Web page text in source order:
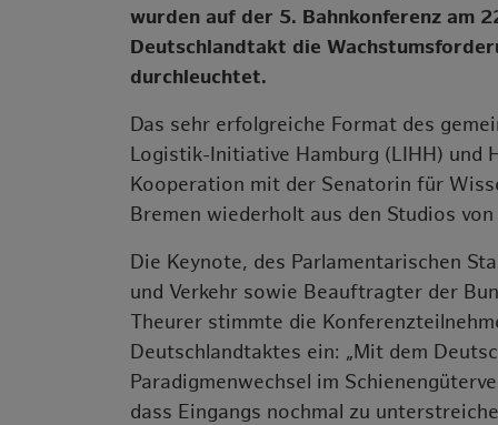
wurden auf der 5. Bahnkonferenz am
Deutschlandtakt die
durchleuchtet.
Das sehr erfolgreiche Format des
Logistik-Initiative Hamburg (LIHH) und
Kooperation mit der Senatorin für
Bremen wiederholt aus den Studios
Die Keynote, des Parlamentarischen
und Verkehr sowie Beauftragter der
Theurer stimmte die
Deutschlandtaktes ein: „Mit dem
Paradigmenwechsel im
dass Eingangs nochmal zu